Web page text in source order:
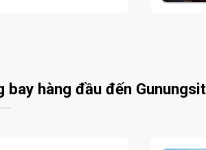
bay hàng đầu đến